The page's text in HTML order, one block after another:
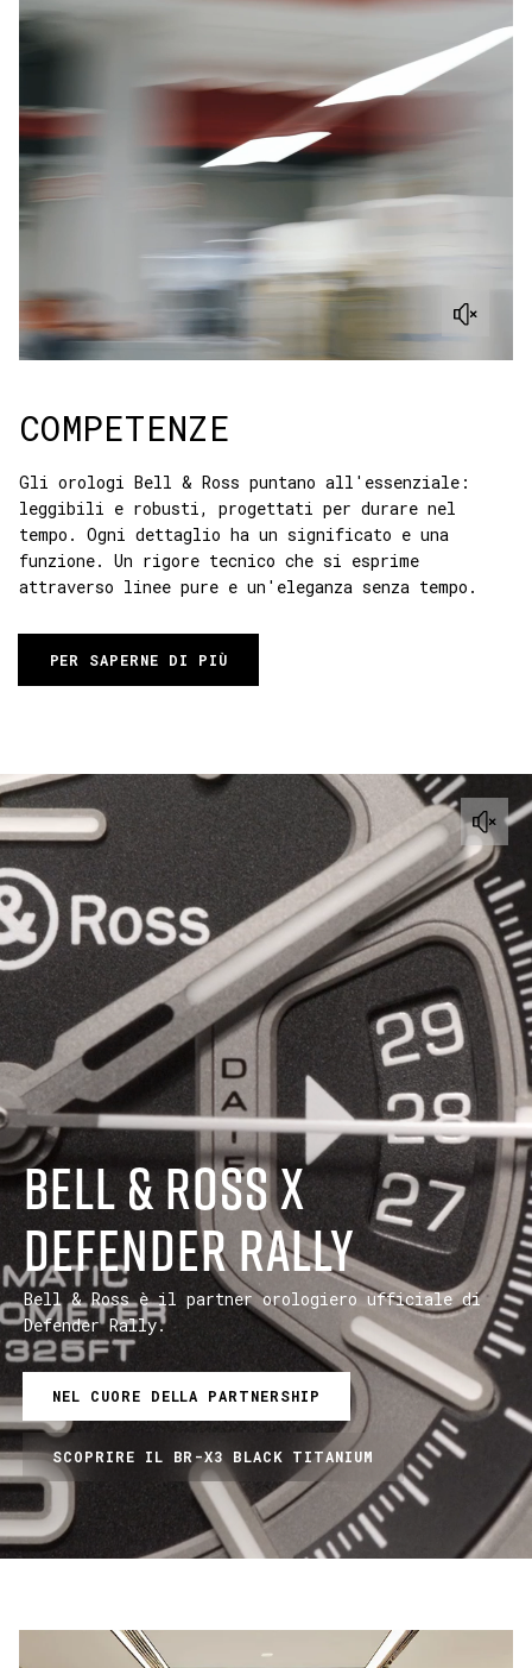
COMPETENZE
Gli orologi Bell & Ross puntano all'essenziale:
leggibili e robusti, progettati per durare nel
tempo. Ogni dettaglio ha un significato e una
funzione. Un rigore tecnico che si esprime
attraverso linee pure e un'eleganza senza tempo.
PER SAPERNE DI PIÙ
BELL & ROSS X
DEFENDER RALLY
Bell & Ross è il partner orologiero ufficiale di
Defender Rally.
NEL CUORE DELLA PARTNERSHIP
SCOPRIRE IL BR-X3 BLACK TITANIUM